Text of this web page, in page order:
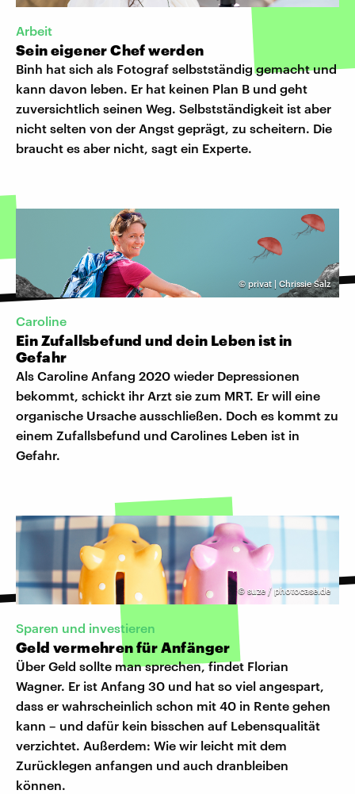
Arbeit
Sein eigener Chef werden
Binh hat sich als Fotograf selbstständig gemacht und
kann davon leben. Er hat keinen Plan B und geht
zuversichtlich seinen Weg. Selbstständigkeit ist aber
nicht selten von der Angst geprägt, zu scheitern. Die
braucht es aber nicht, sagt ein Experte.
© privat | Chrissie Salz
Caroline
Ein Zufallsbefund und dein Leben ist in
Gefahr
Als Caroline Anfang 2020 wieder Depressionen
bekommt, schickt ihr Arzt sie zum MRT. Er will eine
organische Ursache ausschließen. Doch es kommt zu
einem Zufallsbefund und Carolines Leben ist in
Gefahr.
© suze / photocase.de
Sparen und investieren
Geld vermehren für Anfänger
Über Geld sollte man sprechen, findet Florian
Wagner. Er ist Anfang 30 und hat so viel angespart,
dass er wahrscheinlich schon mit 40 in Rente gehen
kann – und dafür kein bisschen auf Lebensqualität
verzichtet. Außerdem: Wie wir leicht mit dem
Zurücklegen anfangen und auch dranbleiben
können.